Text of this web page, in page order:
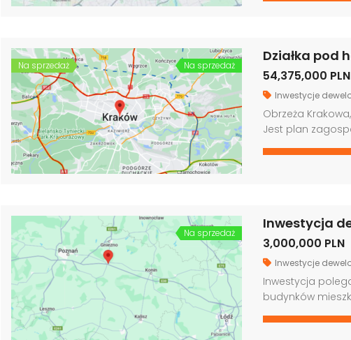
zaawansowania…
Na sprzedaż Na sprzedaż
54,375,000 PLN
Inwestycje
Obrzeża
Jest plan
wielorodzinne
Na sprzedaż
3,000,000 PLN
Inwestycje
Inwestycja
budynków
320 m2. W obu